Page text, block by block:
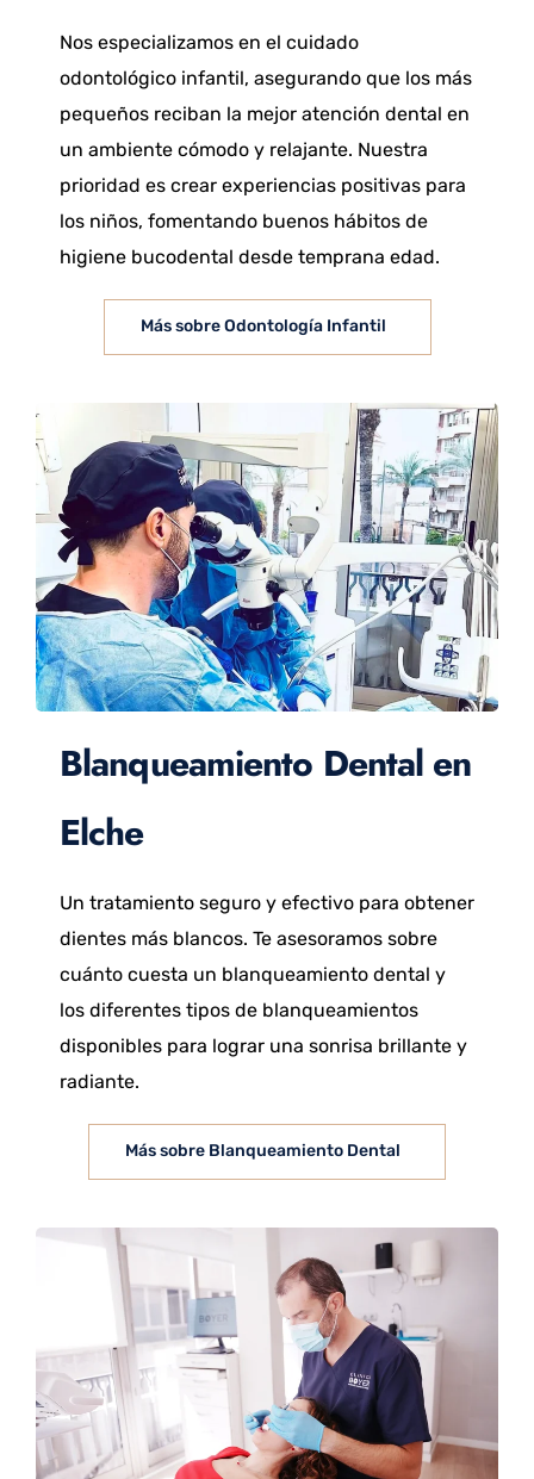
Nos especializamos en el cuidado
odontológico infantil, asegurando que los más
pequeños reciban la mejor atención dental en
un ambiente cómodo y relajante. Nuestra
prioridad es crear experiencias positivas para
los niños, fomentando buenos hábitos de
higiene bucodental desde temprana edad.
Más sobre Odontología Infantil
Blanqueamiento Dental en
Elche
Un tratamiento seguro y efectivo para obtener
dientes más blancos. Te asesoramos sobre
cuánto cuesta un blanqueamiento dental y
los diferentes tipos de blanqueamientos
disponibles para lograr una sonrisa brillante y
radiante.
Más sobre Blanqueamiento Dental